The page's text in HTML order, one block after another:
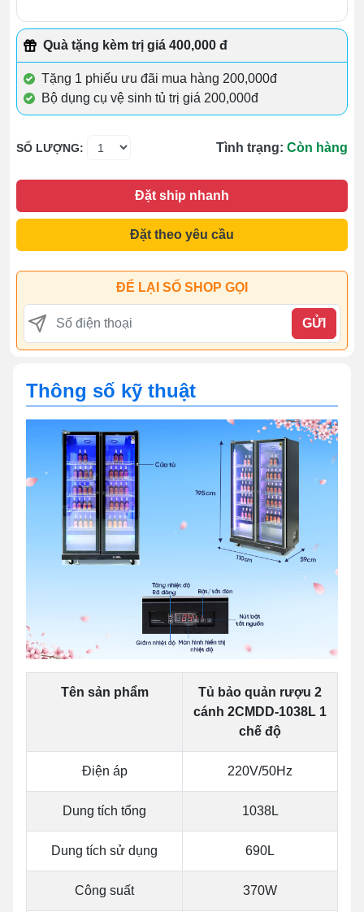
Quà tặng kèm trị giá 400,000 đ
Tặng 1 phiếu ưu đãi mua hàng 200,000đ
Bộ dụng cụ vệ sinh tủ trị giá 200,000đ
SỐ LƯỢNG: Tình trạng: Còn hàng
Đặt ship nhanh
Đặt theo yêu cầu
ĐỂ LẠI SỐ SHOP GỌI
GỬI
Thông số kỹ thuật
Tên sản phẩm
Tủ bảo quản rượu 2
cánh 2CMDD-1038L 1
chế độ
Điện áp 220V/50Hz
Dung tích tổng 1038L
Dung tích sử dụng 690L
Công suất 370W